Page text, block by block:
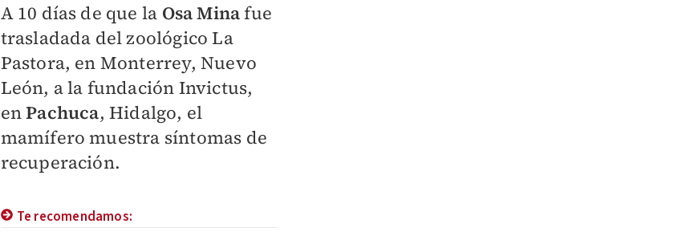
A 10 días de que la Osa Minafue
trasladada del zoológico La
Pastora, en Monterrey, Nuevo
León, a la fundación Invictus,
enPachuca, Hidalgo, el
mamífero muestra síntomas de
recuperación.
Te recomendamos: